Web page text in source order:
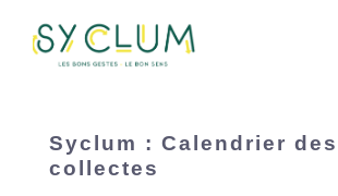
Syclum : Calendrier des
collectes